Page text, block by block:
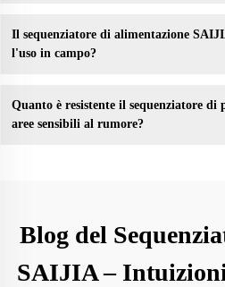
Il sequenziatore di alimentazione
l'uso in campo?
Quanto è resistente il sequenziatore di
aree sensibili al rumore?
Blog del
SAIJIA –